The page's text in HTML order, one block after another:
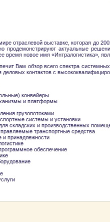
отраслевой выставке, которая до
продемонстрируют актуальные
время новое имя «Интралогистика»,
Вам обзор всего спектра
деловых контактов с
конвейеры
и платформы
грузопотоками
системы и установки
складских и производственных
транспортные средства
и принадлежности
обеспечение